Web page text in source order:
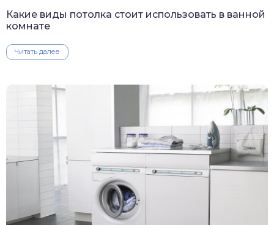
Какие виды потолка стоит использовать в ванной
комнате
Читать далее